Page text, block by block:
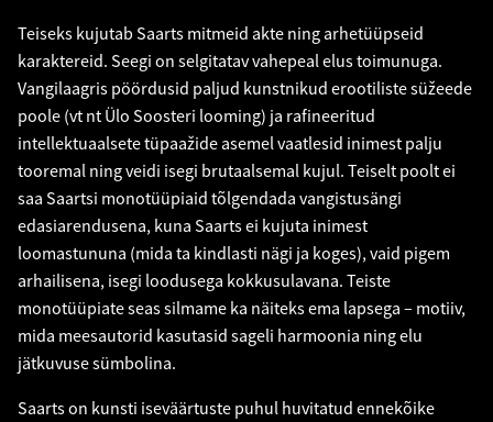
Teiseks kujutab Saarts mitmeid akte ning arhetüüpseid
karaktereid. Seegi on selgitatav vahepeal elus toimunuga.
Vangilaagris pöördusid paljud kunstnikud erootiliste süžeede
poole (vt nt Ülo Soosteri looming) ja rafineeritud
intellektuaalsete tüpaažide asemel vaatlesid inimest palju
tooremal ning veidi isegi brutaalsemal kujul. Teiselt poolt ei
saa Saartsi monotüüpiaid tõlgendada vangistusängi
edasiarendusena, kuna Saarts ei kujuta inimest
loomastununa (mida ta kindlasti nägi ja koges), vaid pigem
arhailisena, isegi loodusega kokkusulavana. Teiste
monotüüpiate seas silmame ka näiteks ema lapsega – motiiv,
mida meesautorid kasutasid sageli harmoonia ning elu
jätkuvuse sümbolina.
Saarts on kunsti iseväärtuste puhul huvitatud ennekõike